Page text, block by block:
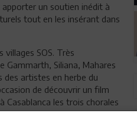
un soutien inédit à
tout en les insérant dans
SOS. Très
Gammarth, Siliana, Mahares
artistes en herbe du
de découvrir un film
les trois chorales
pour souligner l'ouverture